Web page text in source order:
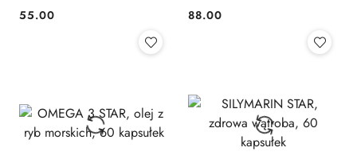
Cena:
55.00 Cena:
88.00